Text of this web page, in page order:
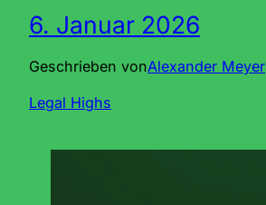
6. Januar 2026
Geschrieben vonAlexander Meyer
Legal Highs